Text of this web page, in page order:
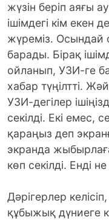
жүзін беріп аяғы
ішімдегі кім екен
жүреміз. Осындай
барады. Бірақ
ойланып, УЗИ-ге
хабар түңілтті.
УЗИ-дегілер
секілді. Екі емес,
қараңыз деп
экранда
көп секілді. Енді
Дәрігерлер
құбыжық дүниеге